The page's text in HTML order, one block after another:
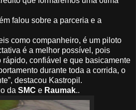
falou sobre a parceria e a
como companheiro, é um piloto
é a melhor possível, pois
rápido, confiável e que basicamente
durante toda a corrida, o
destacou Kastropil.
da SMC e Raumak..